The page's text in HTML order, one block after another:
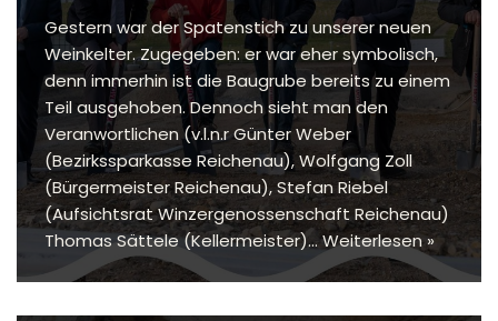
Gestern war der Spatenstich zu unserer neuen
Weinkelter. Zugegeben: er war eher symbolisch,
denn immerhin ist die Baugrube bereits zu einem
Teil ausgehoben. Dennoch sieht man den
Veranwortlichen (v.l.n.r Günter Weber
(Bezirkssparkasse Reichenau), Wolfgang Zoll
(Bürgermeister Reichenau), Stefan Riebel
(Aufsichtsrat Winzergenossenschaft Reichenau)
Thomas Sättele (Kellermeister)…Weiterlesen »